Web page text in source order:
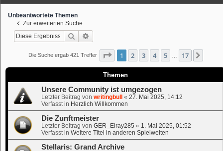
Unbeantwortete Themen
Zur erweiterten Suche
Suche
Die Suche ergab 421 Treffer Seite 1von 17
1 2 3 4 5 17
Themen
Unsere Community ist umgezogen
Letzter Beitrag von writingbull « 27. Mai 2025, 14:12
Verfasst in Herzlich Willkommen
Die Zunftmeister
Letzter Beitrag von GER_Elray285 « 1. Mai 2025, 01:52
Verfasst in Weitere Titel in anderen Spielwelten
Stellaris: Grand Archive